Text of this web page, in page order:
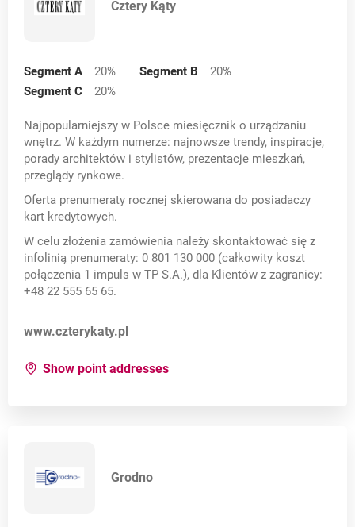
Cztery Kąty
Segment A 20% Segment B 20%
Segment C
20%
Najpopularniejszy w Polsce miesięcznik o urządzaniu
wnętrz. W każdym numerze: najnowsze trendy, inspiracje,
porady architektów i stylistów, prezentacje mieszkań,
przeglądy rynkowe.
Oferta prenumeraty rocznej skierowana do posiadaczy
kart kredytowych.
W celu złożenia zamówienia należy skontaktować się z
infolinią prenumeraty: 0 801 130 000 (całkowity koszt
połączenia 1 impuls w TP S.A.), dla Klientów z zagranicy:
+48 22 555 65 65.
Opens in a new card
www.czterykaty.pl
Show point addressesfor:
Grodno